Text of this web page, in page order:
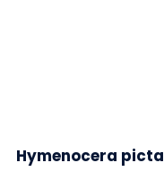
Hymenocera picta